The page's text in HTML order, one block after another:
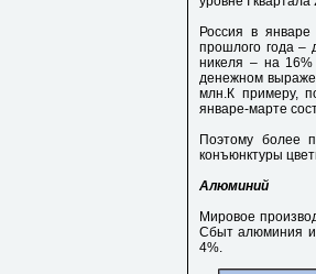
Россия в
прошлого года –
никеля – на
денежном
млн.К примеру,
январе-марте
Поэтому более
конъюнктуры
Алюминий
Мировое
Сбыт алюминия и
4%.